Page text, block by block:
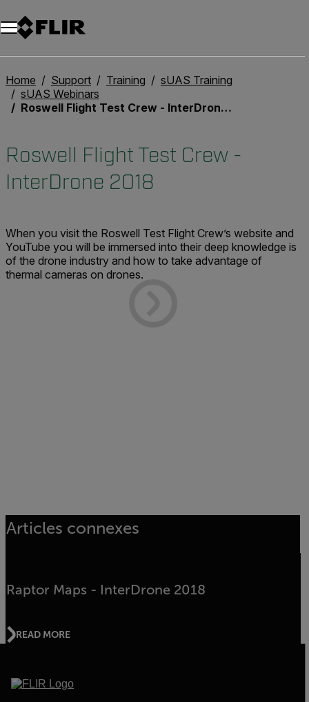
Unread messages
Modèle
Supprimer
articles
article
Ajouter au panier
Ajouté au panier
Home Support Training
sUAS Training
sUAS Webinars
Roswell Flight Test Crew - InterDrone 2018
Roswell Flight Test Crew -
InterDrone 2018
When you visit the Roswell Test Flight Crew’s website and
YouTube you will be immersed into their deep knowledge is
of the drone industry and how to take advantage of
thermal cameras on drones.
Articles connexes
Raptor Maps - InterDrone 2018
READ MORE